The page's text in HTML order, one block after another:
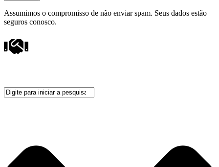
Assumimos o compromisso de não enviar spam. Seus dados estão
seguros conosco.